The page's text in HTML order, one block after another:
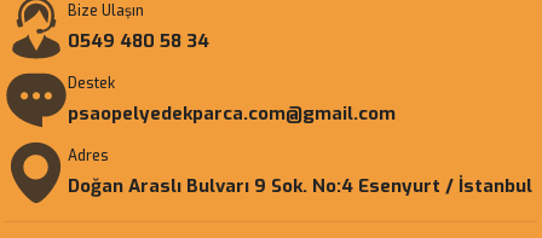
Bize Ulaşın
0549 480 58 34
Destek
psaopelyedekparca.com@gmail.com
Adres
Doğan Araslı Bulvarı 9 Sok. No:4 Esenyurt / İstanbul